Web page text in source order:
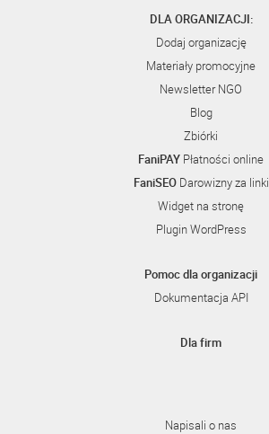
DLA ORGANIZACJI:
Dodaj organizację
Materiały promocyjne
Newsletter NGO
Blog
Zbiórki
FaniPAY Płatności online
FaniSEODarowizny za linki
Widget na stronę
Plugin WordPress
Pomoc dla organizacji
Dokumentacja API
Dla firm
Napisali o nas